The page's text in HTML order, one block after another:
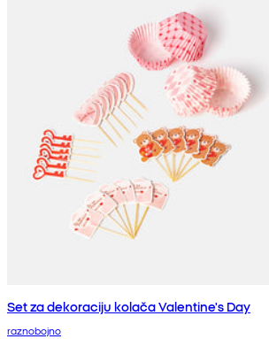
Set za dekoraciju kolača Valentine's Day
raznobojno